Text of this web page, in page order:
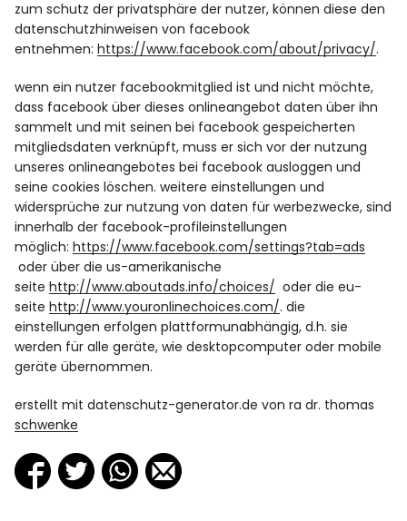
zum schutz der privatsphäre der nutzer, können diese den
datenschutzhinweisen von facebook
entnehmen:https://www.facebook.com/about/privacy/.
wenn ein nutzer facebookmitglied ist und nicht möchte,
dass facebook über dieses onlineangebot daten über ihn
sammelt und mit seinen bei facebook gespeicherten
mitgliedsdaten verknüpft, muss er sich vor der nutzung
unseres onlineangebotes bei facebook ausloggen und
seine cookies löschen. weitere einstellungen und
widersprüche zur nutzung von daten für werbezwecke, sind
innerhalb der facebook-profileinstellungen
möglich:https://www.facebook.com/settings?tab=ads
oder über die us-amerikanische
seitehttp://www.aboutads.info/choices/ oder die eu-
seitehttp://www.youronlinechoices.com/. die
einstellungen erfolgen plattformunabhängig, d.h. sie
werden für alle geräte, wie desktopcomputer oder mobile
geräte übernommen.
erstellt mit datenschutz-generator.de von ra dr. thomas
schwenke